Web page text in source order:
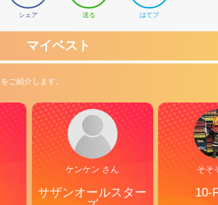
シェア 送る はてブ
マイベスト
ご紹介します。
ケンケン さん
サザンオールスター
そそ
10-